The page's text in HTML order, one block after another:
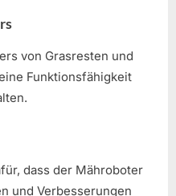
von Grasresten und
Funktionsfähigkeit
dass der Mähroboter
und Verbesserungen